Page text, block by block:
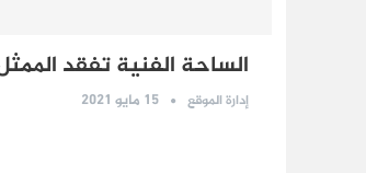
الساحة الفنية تفقد
إدارة الموقع 15 مايو 2021